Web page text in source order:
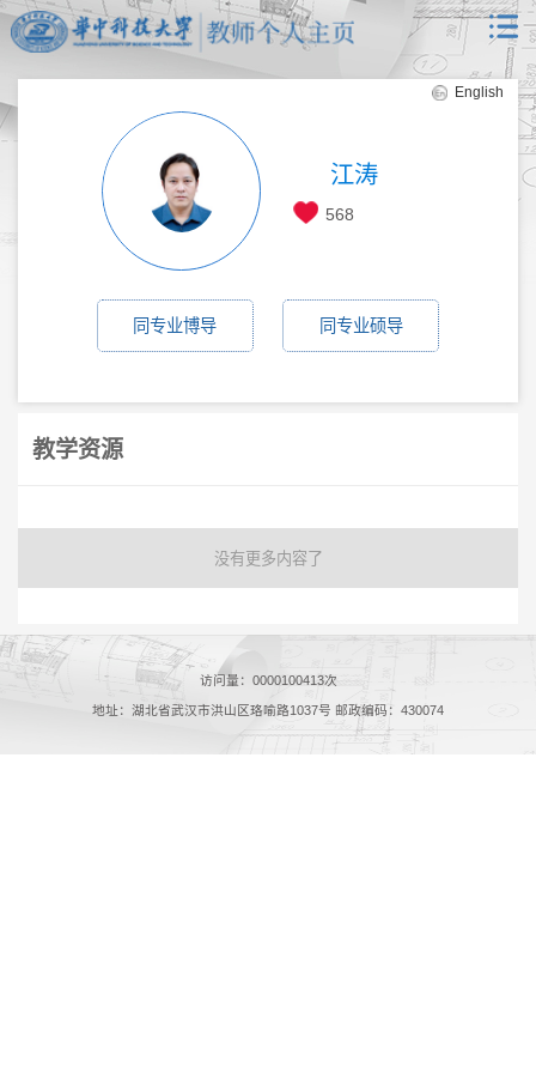
English
江涛
568
同专业博导 同专业硕导
教学资源
没有更多内容了
访问量： 0000100413次
地址：湖北省武汉市洪山区珞喻路1037号 邮政编码：430074